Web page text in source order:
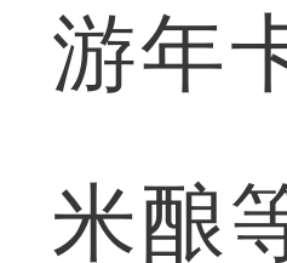
游年
米酿